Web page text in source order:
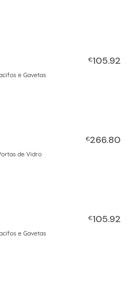
€105.92
e Gavetas
€266.80
de Vidro
€105.92
e Gavetas